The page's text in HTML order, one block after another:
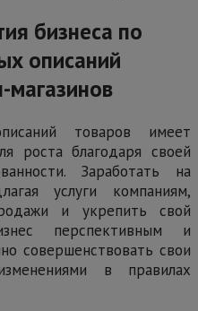
бизнеса по
описаний
магазинов
товаров имеет
роста благодаря своей
Заработать на
услуги компаниям,
и укрепить свой
перспективным и
совершенствовать свои
в правилах